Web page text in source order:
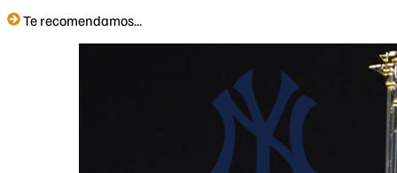
Te recomendamos...